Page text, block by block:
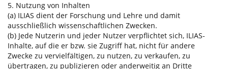
5. Nutzung von Inhalten
(a) ILIAS dient der Forschung und Lehre und damit
ausschließlich wissenschaftlichen Zwecken.
(b) Jede Nutzerin und jeder Nutzer verpflichtet sich, ILIAS-
Inhalte, auf die er bzw. sie Zugriff hat, nicht für andere
Zwecke zu vervielfältigen, zu nutzen, zu verkaufen, zu
übertragen, zu publizieren oder anderweitig an Dritte